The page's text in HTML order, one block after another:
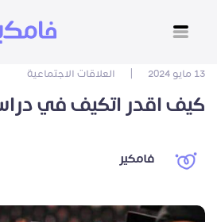
13 مايو 2024 العلاقات الاجتماعية
كيف اقدر اتكيف في
فامكير